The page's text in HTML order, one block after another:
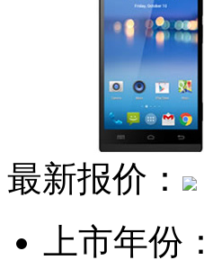
最新报价：
上市年份：